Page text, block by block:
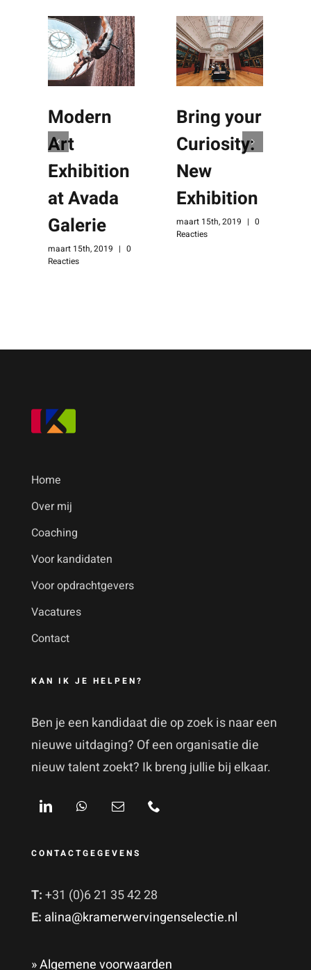
Modern
Art
Exhibition
at Avada
Galerie
maart 15th, 2019 | 0
Reacties
Bring your
Curiosity:
New
Exhibition
maart 15th, 2019 | 0
Reacties
Home
Over mij
Coaching
Voor kandidaten
Voor opdrachtgevers
Vacatures
Contact
KAN IK JE HELPEN?
Ben je een kandidaat die op zoek is naar een
nieuwe uitdaging? Of een organisatie die
nieuw talent zoekt? Ik breng jullie bij elkaar.
CONTACTGEGEVENS
T:+31 (0)6 21 35 42 28
E: alina@kramerwervingenselectie.nl
» Algemene voorwaarden